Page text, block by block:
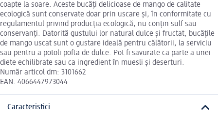
coapte la soare. Aceste bucăți delicioase de mango de calitate
ecologică sunt conservate doar prin uscare și, în conformitate cu
regulamentul privind producția ecologică, nu conțin sulf sau
conservanți. Datorită gustului lor natural dulce și fructat, bucățile
de mango uscat sunt o gustare ideală pentru călătorii, la serviciu
sau pentru a potoli pofta de dulce. Pot fi savurate ca parte a unei
diete echilibrate sau ca ingredient în muesli și deserturi.
Număr articol dm: 3101662
EAN: 4066447973044
Caracteristici